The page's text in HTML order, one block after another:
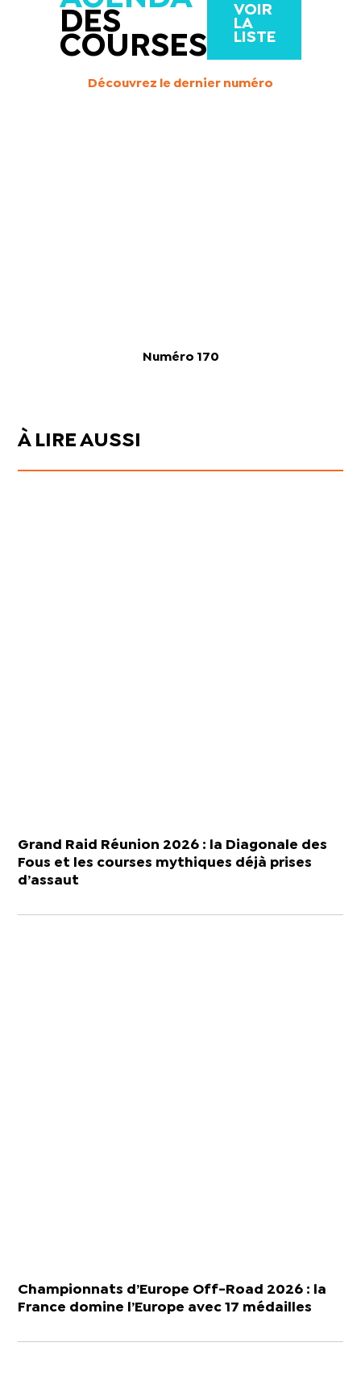
DES
COURSES
VOIR
LA
LISTE
Découvrez le dernier numéro
Numéro 170
À LIRE AUSSI
Grand Raid Réunion 2026 : la Diagonale des
Fous et les courses mythiques déjà prises
d’assaut
Championnats d’Europe Off-Road 2026 : la
France domine l’Europe avec 17 médailles